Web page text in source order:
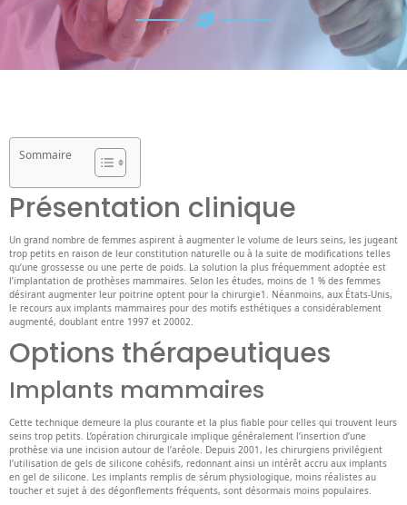
Sommaire
Présentation clinique
Un grand nombre de femmes aspirent à augmenter le volume de leurs seins, les jugeant
trop petits en raison de leur constitution naturelle ou à la suite de modifications telles
qu’une grossesse ou une perte de poids. La solution la plus fréquemment adoptée est
l’implantation de prothèses mammaires. Selon les études, moins de 1 % des femmes
désirant augmenter leur poitrine optent pour la chirurgie1. Néanmoins, aux États-Unis,
le recours aux implants mammaires pour des motifs esthétiques a considérablement
augmenté, doublant entre 1997 et 20002.
Options thérapeutiques
Implants mammaires
Cette technique demeure la plus courante et la plus fiable pour celles qui trouvent leurs
seins trop petits. L’opération chirurgicale implique généralement l’insertion d’une
prothèse via une incision autour de l’aréole. Depuis 2001, les chirurgiens privilégient
l’utilisation de gels de silicone cohésifs, redonnant ainsi un intérêt accru aux implants
en gel de silicone. Les implants remplis de sérum physiologique, moins réalistes au
toucher et sujet à des dégonflements fréquents, sont désormais moins populaires.